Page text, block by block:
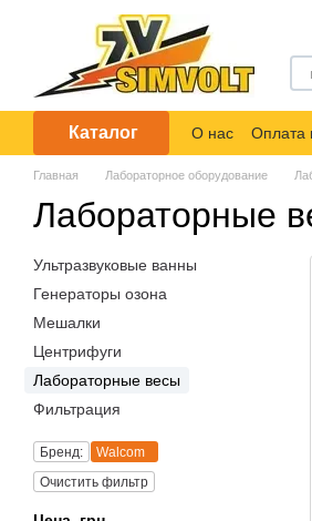
Перейти к основному контенту
Каталог О нас Оплата
Главная Лабораторное оборудование
Лабораторные
Ультразвуковые ванны
Генераторы озона
Мешалки
Центрифуги
Лабораторные весы
Фильтрация
Бренд:
Walcom
Очистить фильтр